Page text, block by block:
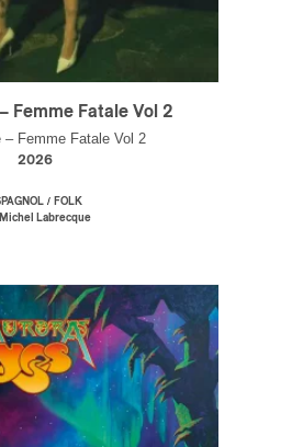
Femme Fatale Vol 2
– Femme Fatale Vol 2
2026
/ FOLK
Labrecque